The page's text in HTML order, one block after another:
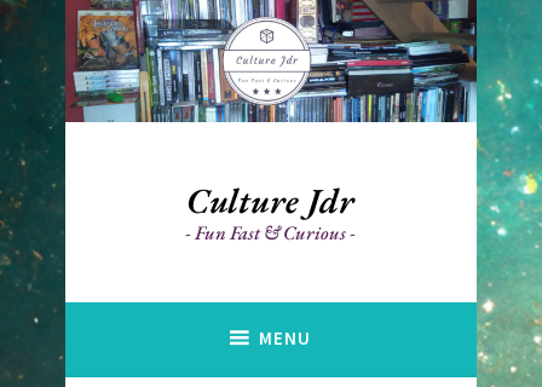
Accéder
au
contenu
principal
Culture Jdr
Fun Fast & Curious
MENU